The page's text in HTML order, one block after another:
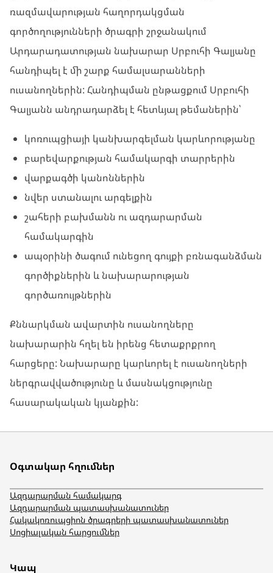
ռազմավարության հաղորդակցման
գործողությունների ծրագրի շրջանակում
Արդարադատության նախարար Սրբուհի Գալյանը
հանդիպել է մի շարք համալսարանների
ուսանողներին: Հանդիպման ընթացքում Սրբուհի
Գալյանն անդրադարձել է հետևյալ թեմաներին՝
կոռուպցիայի կանխարգելման կարևորությանը
բարեվարքության համակարգի տարրերին
վարքագծի կանոններին
նվեր ստանալու արգելքին
շահերի բախմանն ու ազդարարման
համակարգին
ապօրինի ծագում ունեցող գույքի բռնագանձման
գործիքներին և նախարարության
գործառույթներին
Քննարկման ավարտին ուսանողները
նախարարին հղել են իրենց հետաքրքրող
հարցերը: Նախարարը կարևորել է ուսանողների
ներգրավվածությունը և մասնակցությունը
հասարակական կյանքին:
Օգտակար հղումներ
Ազդարարման համակարգ
Ազդարարման պատասխանատուներ
Հակակոռուպցիոն ծրագրերի պատասխանատուներ
Սոցիալական հարցումներ
Կապ